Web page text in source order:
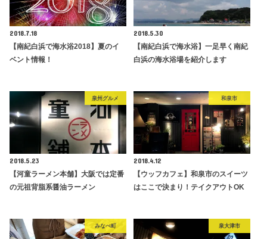
2018.7.18
【南紀白浜で海水浴2018】夏のイ
ベント情報！
2018.5.30
【南紀白浜で海水浴】一足早く南紀
白浜の海水浴場を紹介します
泉州グルメ
2018.5.23
【河童ラーメン本舗】大阪では定番
の元祖背脂系醤油ラーメン
和泉市
2018.4.12
【ウッフカフェ】和泉市のスイーツ
はここで決まり！テイクアウトOK
みなべ町 泉大津市